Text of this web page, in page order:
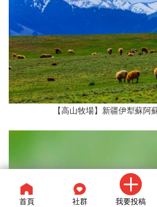
【高山牧場】新疆伊犁蘇阿
首頁 社群 我要投稿